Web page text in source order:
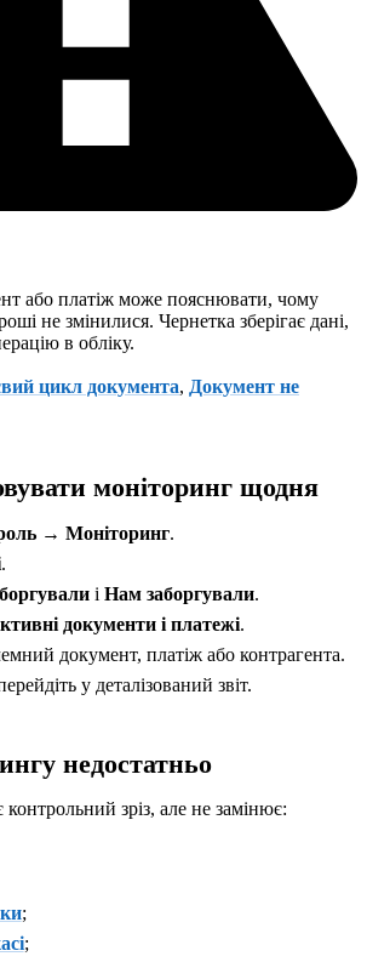
або платіж може пояснювати, чому
не змінилися. Чернетка зберігає дані,
в обліку.
цикл документа, Документ не
моніторинг щодня
→ Моніторинг.
.
і Нам заборгували.
документи і платежі.
документ, платіж або контрагента.
у деталізований звіт.
недостатньо
зріз, але не замінює:
;
;